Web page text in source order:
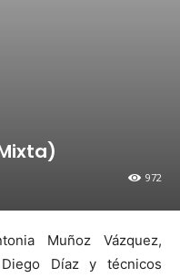
972
Muñoz Vázquez,
Díaz y técnicos